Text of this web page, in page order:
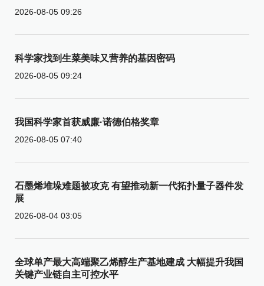
2026-08-05 09:26
科学家找到生菜美味又营养的基因密码
2026-08-05 09:24
我国科学家首获威廉·诺德伯格奖章
2026-08-05 07:40
石墨烯堆垛难题被攻克 有望推动新一代拓扑量子器件发
展
2026-08-04 03:05
全球单产最大高端聚乙烯醇生产基地建成 大幅提升我国
关键产业链自主可控水平